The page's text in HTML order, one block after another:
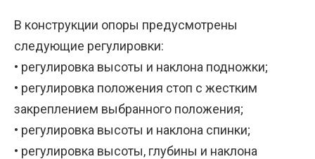
В конструкции опоры предусмотрены
следующие регулировки:
• регулировка высоты и наклона подножки;
• регулировка положения стоп с жестким
закреплением выбранного положения;
• регулировка высоты и наклона спинки;
• регулировка высоты, глубины и наклона